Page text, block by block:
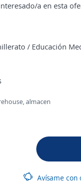
interesado/a en esta
/ Educación
almacen
Avísame con